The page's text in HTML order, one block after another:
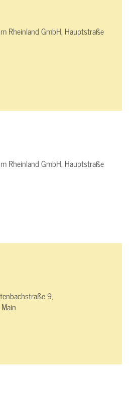
Rheinland GmbH, Hauptstraße
Rheinland GmbH, Hauptstraße
9,